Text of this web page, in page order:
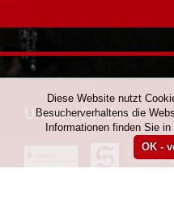
Unsere Förderer
Diese Website nutzt
Besucherverhaltens die
Informationen finden Sie